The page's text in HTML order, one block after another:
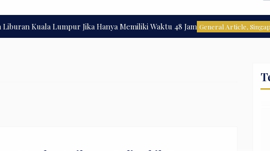
Kuala Lumpur Jika Hanya Memiliki Waktu 48 Jam General Article,